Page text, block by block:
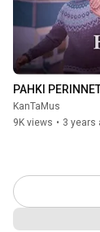
PAHKI
KanTaMus
9K views • 3 years